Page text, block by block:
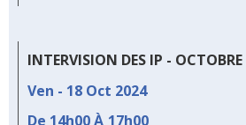
INTERVISION DES IP -
Ven - 18 Oct 2024
De 14h00 À 17h00